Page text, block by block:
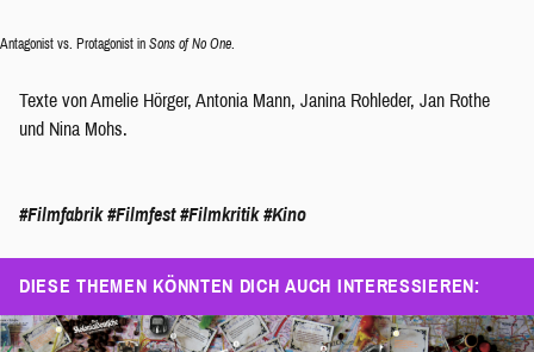
Antagonist vs. Protagonist in Sons of No One
Texte von Amelie Hörger, Antonia Mann, Janina Rohleder, Jan Rothe
und Nina Mohs.
#Filmfabrik #Filmfest #Filmkritik #Kino
DIESE THEMEN KÖNNTEN DICH AUCH INTERESSIEREN: